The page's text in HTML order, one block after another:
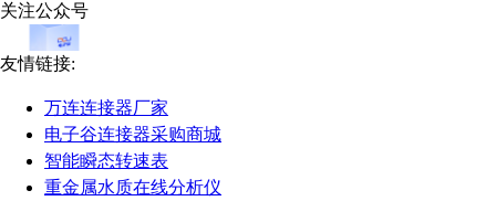
关注公众号
友情链接:
万连连接器厂家
电子谷连接器采购商城
智能瞬态转速表
重金属水质在线分析仪